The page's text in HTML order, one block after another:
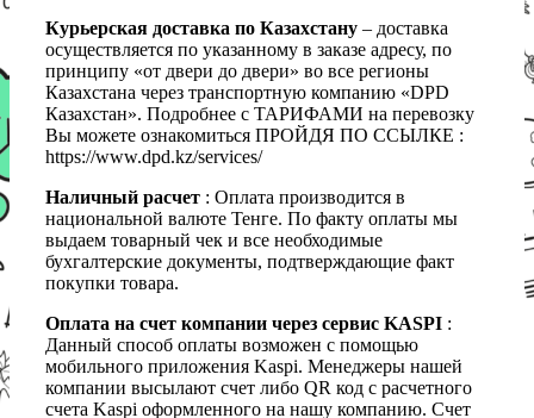
Курьерская доставка по Казахстану – доставка
осуществляется по указанному в заказе адресу, по
принципу «от двери до двери» во все регионы
Казахстана через транспортную компанию «DPD
Казахстан». Подробнее с ТАРИФАМИ на перевозку
Вы можете ознакомиться ПРОЙДЯ ПО ССЫЛКЕ :
https://www.dpd.kz/services/
Наличный расчет : Оплата производится в
национальной валюте Тенге. По факту оплаты мы
выдаем товарный чек и все необходимые
бухгалтерские документы, подтверждающие факт
покупки товара.
Оплата на счет компании через сервис KASPI :
Данный способ оплаты возможен с помощью
мобильного приложения Kaspi. Менеджеры нашей
компании высылают счет либо QR код с расчетного
счета Kaspi оформленного на нашу компанию. Счет